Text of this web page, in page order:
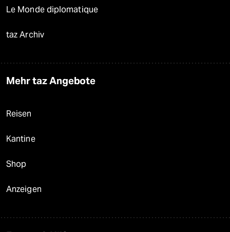
Le Monde diplomatique
taz Archiv
Mehr taz Angebote
Reisen
Kantine
Shop
Anzeigen